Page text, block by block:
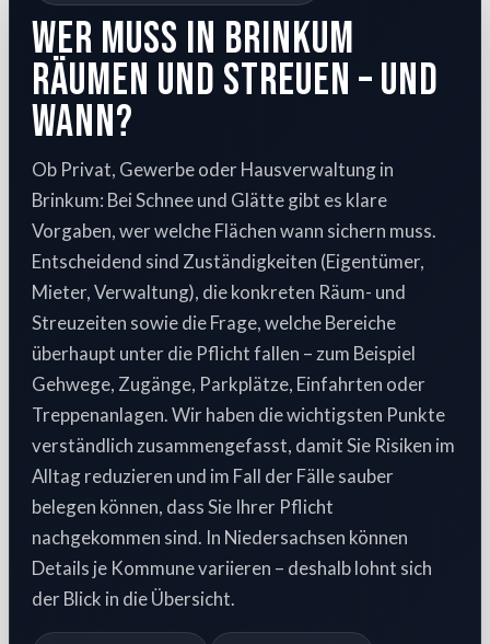
Wer muss in Brinkum
räumen und streuen – und
wann?
Ob Privat, Gewerbe oder Hausverwaltung in
Brinkum: Bei Schnee und Glätte gibt es klare
Vorgaben, wer welche Flächen wann sichern muss.
Entscheidend sind Zuständigkeiten (Eigentümer,
Mieter, Verwaltung), die konkreten Räum- und
Streuzeiten sowie die Frage, welche Bereiche
überhaupt unter die Pflicht fallen – zum Beispiel
Gehwege, Zugänge, Parkplätze, Einfahrten oder
Treppenanlagen. Wir haben die wichtigsten Punkte
verständlich zusammengefasst, damit Sie Risiken im
Alltag reduzieren und im Fall der Fälle sauber
belegen können, dass Sie Ihrer Pflicht
nachgekommen sind. In Niedersachsen können
Details je Kommune variieren – deshalb lohnt sich
der Blick in die Übersicht.